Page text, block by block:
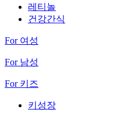
레티놀
건강간식
For 여성
For 남성
For 키즈
키성장